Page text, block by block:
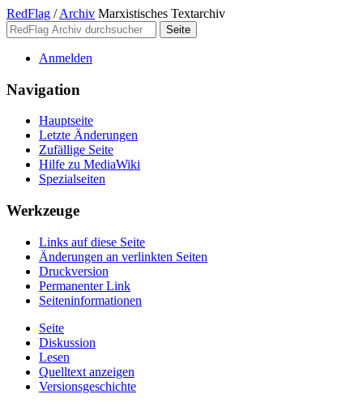
RedFlag / Archiv Marxistisches Textarchiv
Anmelden
Navigation
Hauptseite
Letzte Änderungen
Zufällige Seite
Hilfe zu MediaWiki
Spezialseiten
Werkzeuge
Links auf diese Seite
Änderungen an verlinkten Seiten
Druckversion
Permanenter Link
Seiten­­informationen
Seite
Diskussion
Lesen
Quelltext anzeigen
Versionsgeschichte